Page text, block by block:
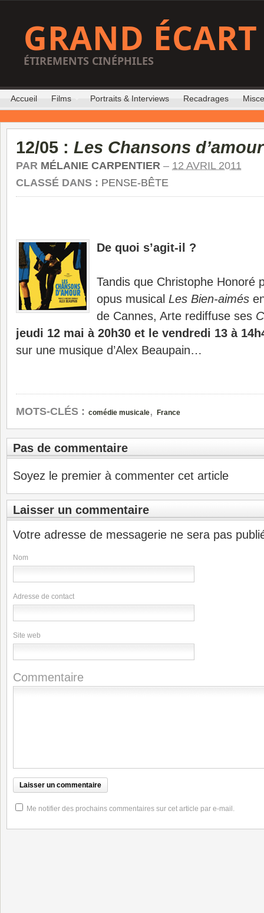
GRAND ÉCART
ÉTIREMENTS CINÉPHILES
Accueil Films Portraits & Interviews Recadrages
12/05 : Les Chansons d’amour
PAR MÉLANIE CARPENTIER – 12 AVRIL 2011
CLASSÉ DANS : PENSE-BÊTE
De quoi s’agit-il ?
Tandis que Christophe Honoré
opus musical Les Bien-aimés
de Cannes, Arte rediffuse ses
jeudi 12 mai à 20h30 et le vendredi 13 à
sur une musique d’Alex Beaupain…
MOTS-CLÉS : comédie musicale, France
Pas de commentaire
Soyez le premier à commenter cet article
Laisser un commentaire
Votre adresse de messagerie ne sera pas
Nom
Adresse de contact
Site web
Commentaire
Me notifier des prochains commentaires sur cet article par e-mail.